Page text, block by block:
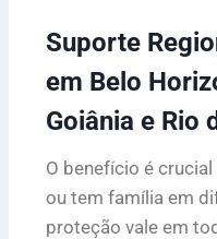
Suporte
em Belo
Goiânia e Rio
O benefício é
ou tem família em
proteção vale em